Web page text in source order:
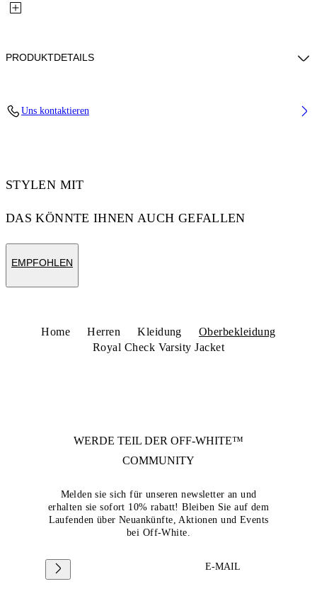
PRODUKTDETAILS
Uns kontaktieren
STYLEN MIT
DAS KÖNNTE IHNEN AUCH GEFALLEN
EMPFOHLEN
Home Herren Kleidung
Oberbekleidung
Royal Check Varsity Jacket
WERDE TEIL DER OFF-WHITE™
COMMUNITY
Melden sie sich für unseren newsletter an und
erhalten sie sofort 10% rabatt! Bleiben Sie auf dem
Laufenden über Neuankünfte, Aktionen und Events
bei Off-White.
E-MAIL